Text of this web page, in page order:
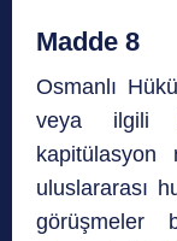
Madde 8
Osmanlı
veya ilgili
uluslararası
görüşmeler